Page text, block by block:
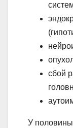
сбой
У